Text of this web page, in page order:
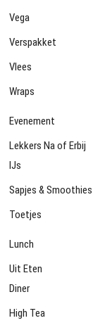
Vega
Verspakket
Vlees
Wraps
Evenement
Lekkers Na of Erbij
IJs
Sapjes & Smoothies
Toetjes
Lunch
Uit Eten
Diner
High Tea